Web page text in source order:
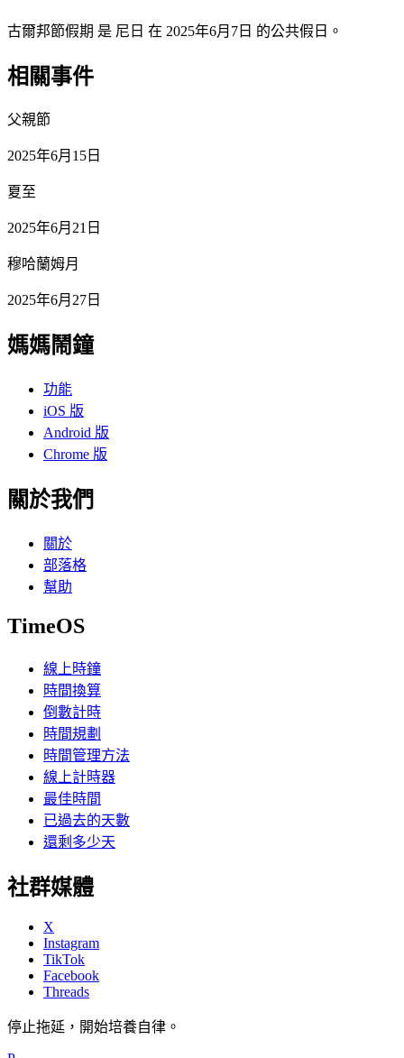
古爾邦節假期 是 尼日 在 2025年6月7日 的公共假日。
相關事件
父親節
2025年6月15日
夏至
2025年6月21日
穆哈蘭姆月
2025年6月27日
媽媽鬧鐘
功能
iOS 版
Android 版
Chrome 版
關於我們
關於
部落格
幫助
TimeOS
線上時鐘
時間換算
倒數計時
時間規劃
時間管理方法
線上計時器
最佳時間
已過去的天數
還剩多少天
社群媒體
X
Instagram
TikTok
Facebook
Threads
停止拖延，開始培養自律。